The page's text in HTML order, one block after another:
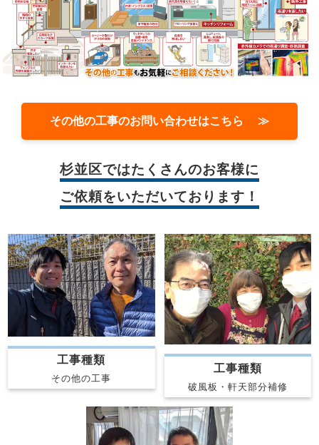
その他の工事のお問い合わせはこちら ≫
杉並区ではたくさんのお客様に
ご依頼をいただいております！
工事種類
その他の工事
工事種類
破風板・軒天部分補修